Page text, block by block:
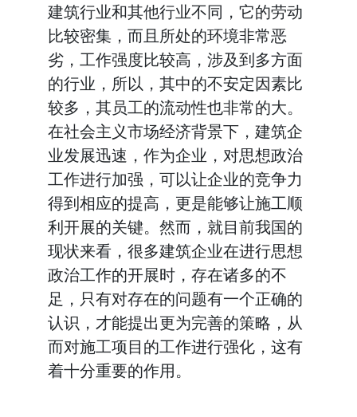
建筑行业和其他行业不同，它的劳动
比较密集，而且所处的环境非常恶
劣，工作强度比较高，涉及到多方面
的行业，所以，其中的不安定因素比
较多，其员工的流动性也非常的大。
在社会主义市场经济背景下，建筑企
业发展迅速，作为企业，对思想政治
工作进行加强，可以让企业的竞争力
得到相应的提高，更是能够让施工顺
利开展的关键。然而，就目前我国的
现状来看，很多建筑企业在进行思想
政治工作的开展时，存在诸多的不
足，只有对存在的问题有一个正确的
认识，才能提出更为完善的策略，从
而对施工项目的工作进行强化，这有
着十分重要的作用。